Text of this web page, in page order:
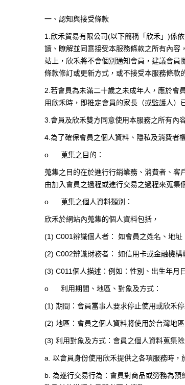
一、認知與接受條款
1. 欣禾貿易有限公司(以下簡稱「欣禾」 )係
讀、瞭解並同意接受本服務條款之所有內容
站上，欣禾將不會個別通知會員，建議會員
條款修訂或更新方式，或不接受本服務條款
2. 若會員為未滿二十歲之未成年人，應於會
用欣禾時，即推定會員的家長（或監護人）
3. 會員及欣禾雙方同意使用本服務之所有內
4. 為了確保會員之個人資料、隱私及消費者
o 蒐集之目的：
蒐集之目的在於進行行銷業務、消費者、客
由加入會員之過程或進行交易之過程來蒐集
o 蒐集之個人資料類別：
欣禾於網站內蒐集的個人資料包括，
(1) C001辨識個人者： 如會員之姓名、地址
(2) C002辨識財務者： 如信用卡或金融機構
(3) C011個人描述：例如：性別、出生年月
o 利用期間、地區、對象及方式：
(1) 期間：會員當事人要求停止使用或欣禾
(2) 地區：會員之個人資料將使用於台灣地區
(3) 利用對象及方式：會員之個人資料蒐集
a. 以會員身份使用欣禾提供之各項服務時，
b. 為遂行交易行為：會員對商品或勞務為